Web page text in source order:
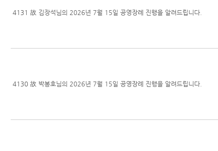
4131 故 김장석님의 2026년 7월 15일 공영장례 진행을 알려드립니다.
4130 故 박봉호님의 2026년 7월 15일 공영장례 진행을 알려드립니다.